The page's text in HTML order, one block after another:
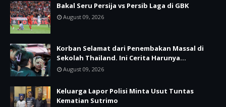
Bakal Seru Persija vs Persib Laga di GBK
August 09, 2026
Korban Selamat dari Penembakan Massal di
Sekolah Thailand. Ini Cerita Harunya…
August 09, 2026
Keluarga Lapor Polisi Minta Usut Tuntas
Kematian Sutrimo